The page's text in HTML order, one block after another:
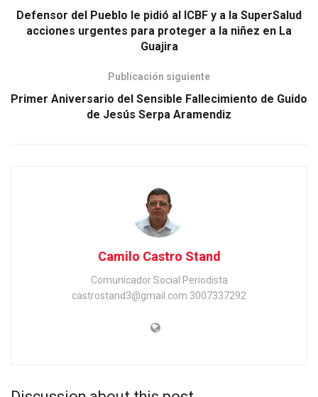
Defensor del Pueblo le pidió al ICBF y a la SuperSalud
acciones urgentes para proteger a la niñez en La
Guajira
Publicación siguiente
Primer Aniversario del Sensible Fallecimiento de Guido
de Jesús Serpa Aramendiz
Camilo Castro Stand
Comunicador Social Periodista
castrostand3@gmail.com 3007337292